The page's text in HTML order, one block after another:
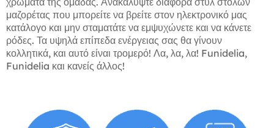
μαζορέτας που μπορείτε να βρείτε στον ηλεκτρονικό μας
κατάλογο και μην σταματάτε να εμψυχώνετε και να κάνετε
ρόδες. Τα υψηλά επίπεδα ενέργειας σας θα γίνουν
κολλητικά, και αυτό είναι τρομερό! Λα, λα, λα! Funidelia,
Funidelia και κανείς άλλος!